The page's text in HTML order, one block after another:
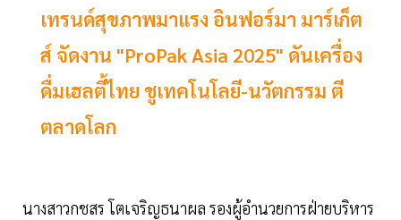
เทรนด์สุขภาพมาแรง อินฟอร์มา มาร์เก็ต
ส์ จัดงาน "ProPak Asia 2025" ดันเครื่อง
ดื่มเฮลตี้ไทย ชูเทคโนโลยี-นวัตกรรม ตี
ตลาดโลก
นางสาวกชสร โตเจริญธนาผล รองผู้อำนวยการฝ่ายบริหาร